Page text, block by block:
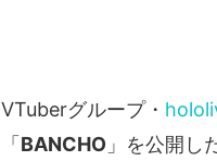
VTuberグループ・
「BANCHO 」を公開し